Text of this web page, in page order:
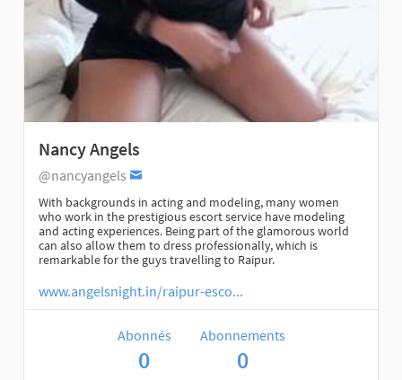
Nancy Angels
@nancyangels
With backgrounds in acting and modeling, many women
who work in the prestigious escort service have modeling
and acting experiences. Being part of the glamorous world
can also allow them to dress professionally, which is
remarkable for the guys travelling to Raipur.
www.angelsnight.in/raipur-esco...
Abonnés
0
Abonnements
0